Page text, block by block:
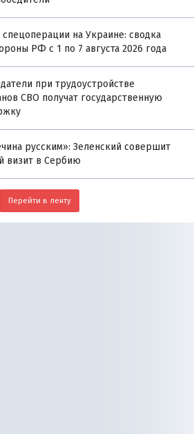
на Украине: сводка
РФ с 1 по 7 августа 2026 года
при трудоустройстве
СВО получат государственную
русским»: Зеленский совершит
визит в Сербию
Перейти в ленту